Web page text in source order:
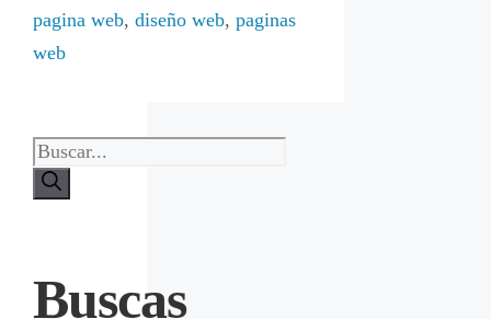
pagina web, diseño web, paginas
web
Buscas